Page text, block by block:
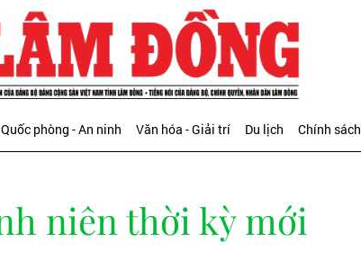
Quốc phòng - An ninh Văn hóa - Giải trí Du lịch Chính sách
niên thời kỳ mới